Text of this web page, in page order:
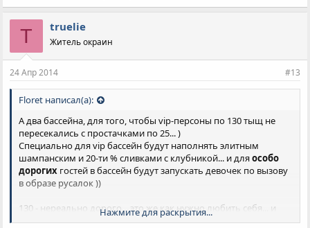
T truelie
Житель окраин
24 Апр 2014 #13
Floret написал(а):
А два бассейна, для того, чтобы vip-персоны по 130 тыщ не
пересекались с простачками по 25... )
Специально для vip бассейн будут наполнять элитным
шампанским и 20-ти % сливками с клубникой... и дляособо
дорогих гостей в бассейн будут запускать девочек по вызову
в образе русалок ))
130 - нереально дорого... это же как нужно любить себя... и
свои понты, чтобы платить такую сумму за годовой
Нажмите для раскрытия...